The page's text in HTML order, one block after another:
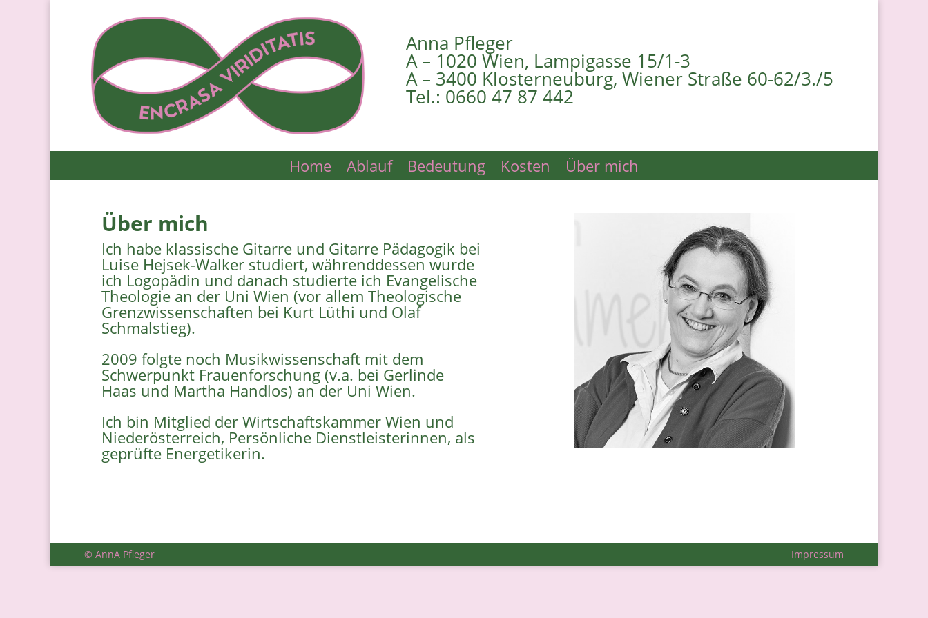
Anna Pfleger
A – 1020 Wien, Lampigasse 15/1-3
A – 3400 Klosterneuburg, Wiener Straße 60-62/3./5
Tel.: 0660 47 87 442
Home Ablauf Bedeutung Kosten Über mich
Über mich
Ich habe klassische Gitarre und Gitarre Pädagogik bei
Luise Hejsek-Walker studiert, währenddessen wurde
ich Logopädin und danach studierte ich Evangelische
Theologie an der Uni Wien (vor allem Theologische
Grenzwissenschaften bei Kurt Lüthi und Olaf
Schmalstieg).
2009 folgte noch Musikwissenschaft mit dem
Schwerpunkt Frauenforschung (v.a. bei Gerlinde
Haas und Martha Handlos) an der Uni Wien.
Ich bin Mitglied der Wirtschaftskammer Wien und
Niederösterreich, Persönliche Dienstleisterinnen, als
geprüfte Energetikerin.
© AnnA Pfleger Impressum